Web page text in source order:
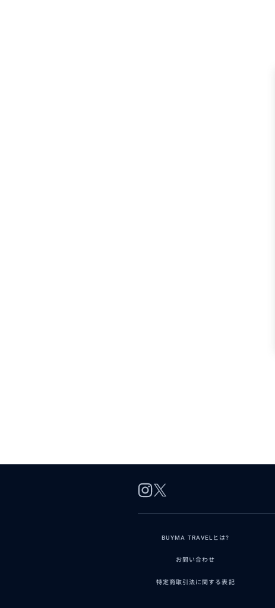
BUYMA TRAVELとは?
お問い合わせ
特定商取引法に関する表記